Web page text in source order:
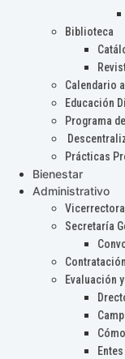
Biblioteca
Calendario
Educación
Programa
Prácticas
Bienestar
Administrativo
Secretaría
Contratación
Evaluación